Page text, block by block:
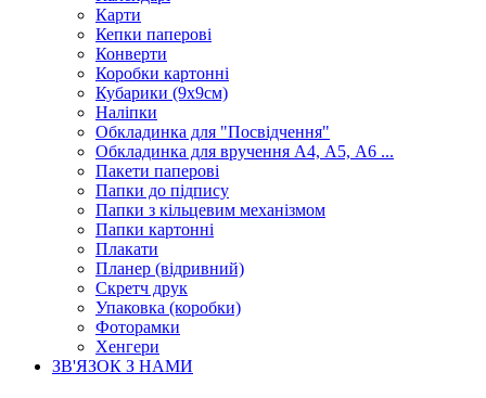
Карти
Кепки паперові
Конверти
Коробки картонні
Кубарики (9х9см)
Наліпки
Обкладинка для "Посвідчення"
Обкладинка для вручення А4, А5, А6 ...
Пакети паперові
Папки до підпису
Папки з кільцевим механізмом
Папки картонні
Плакати
Планер (відривний)
Скретч друк
Упаковка (коробки)
Фоторамки
Хенгери
ЗВ'ЯЗОК З НАМИ